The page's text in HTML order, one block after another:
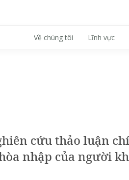
Về chúng tôi Lĩnh vực
cứu thảo luận
nhập của người